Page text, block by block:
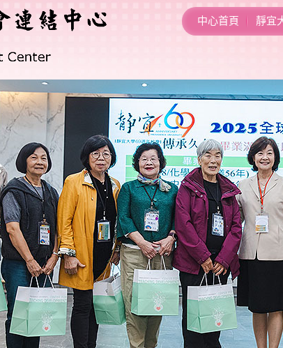
中心首頁 靜宜